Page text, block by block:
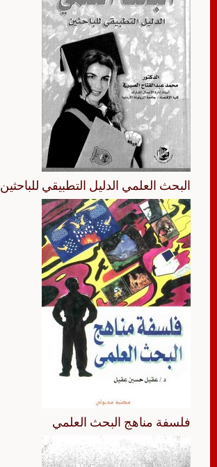
البحث العلمي الدليل التطبيقي للباحثين
فلسفة مناهج البحث العلمي